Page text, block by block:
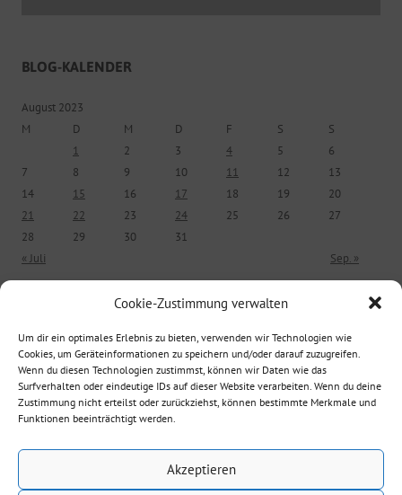
Cookie-Zustimmung verwalten
Um dir ein optimales Erlebnis zu bieten, verwenden wir Technologien wie
Cookies, um Geräteinformationen zu speichern und/oder darauf zuzugreifen.
Wenn du diesen Technologien zustimmst, können wir Daten wie das
Surfverhalten oder eindeutige IDs auf dieser Website verarbeiten. Wenn du deine
Zustimmung nicht erteilst oder zurückziehst, können bestimmte Merkmale und
Funktionen beeinträchtigt werden.
Akzeptieren
BLOG-KALENDER
August 2023
M
D M D F S
S
1
2 3 4 5
6
7
8 9 10 11 12
13
14
15 16 17 18 19
20
21
22 23 24 25 26
27
28
29 30
31
« Juli
Sep. »
Ältere Beiträge